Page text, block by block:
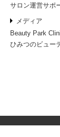
サロン運営サポ
メディア
Beauty Park
ひみつのビュー